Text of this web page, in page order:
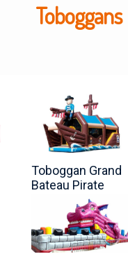
Toboggans
Toboggan Grand
Bateau Pirate